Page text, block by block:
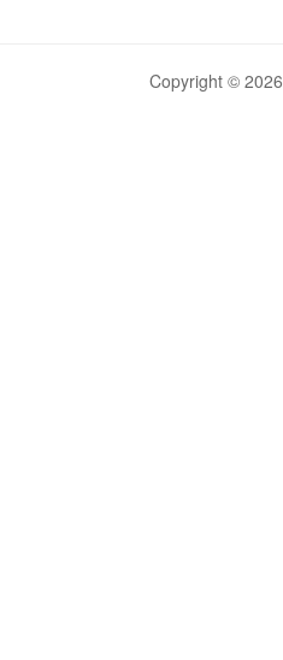
Copyright ©